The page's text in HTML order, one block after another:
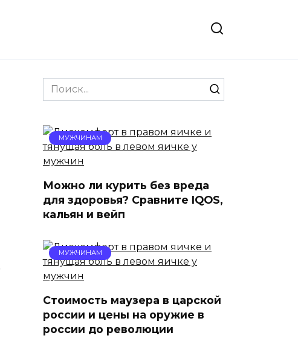
Search
for:
МУЖЧИНАМ
Можно ли курить без вреда
для здоровья? Сравните IQOS,
кальян и вейп
МУЖЧИНАМ
Стоимость маузера в царской
россии и цены на оружие в
россии до революции